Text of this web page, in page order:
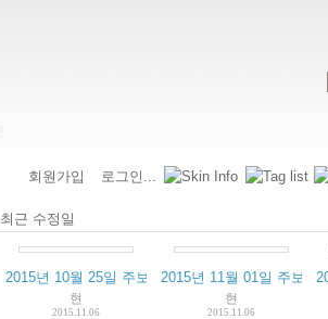
회원가입 로그인...
최근 수정일
2015년 10월 25일 주보
현
2015.11.06
2015년 11월 01일 주보
현
2015.11.06